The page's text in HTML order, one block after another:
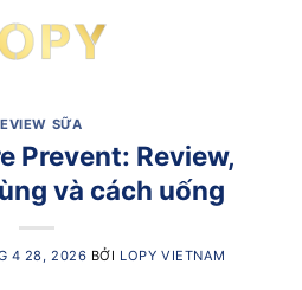
SỮA
Prevent: Review,
và cách uống
4 28, 2026 BỞI LOPY VIETNAM